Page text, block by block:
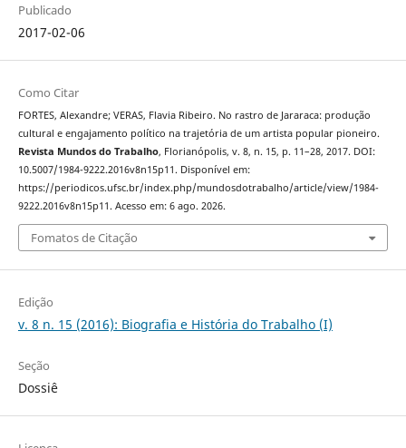
Publicado
2017-02-06
Como Citar
FORTES, Alexandre; VERAS, Flavia Ribeiro. No rastro de Jararaca: produção
cultural e engajamento político na trajetória de um artista popular pioneiro.
Revista Mundos do Trabalho, Florianópolis, v. 8, n. 15, p. 11–28, 2017. DOI:
10.5007/1984-9222.2016v8n15p11. Disponível em:
https://periodicos.ufsc.br/index.php/mundosdotrabalho/article/view/1984-
9222.2016v8n15p11. Acesso em: 6 ago. 2026.
Fomatos de Citação
Edição
v. 8 n. 15 (2016): Biografia e História do Trabalho (I)
Seção
Dossiê